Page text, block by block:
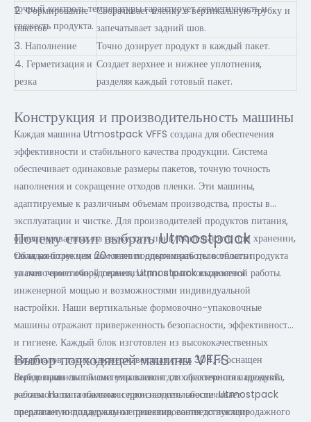
точный контроль температуры гарантирует герметичность и
свежесть продукта.
2. Формирование
пакетов
Сворачивает пленку в вертикальную трубку и
запечатывает задний шов.
3. Наполнение
Точно дозирует продукт в каждый пакет.
4. Герметизация и
резка
Создает верхнее и нижнее уплотнения,
разделяя каждый готовый пакет.
Конструкция и производительность машины
Каждая машина Utmostpack VFFS создана для обеспечения
эффективности и стабильного качества продукции. Система
обеспечивает одинаковые размеры пакетов, точную точность
наполнения и сокращение отходов пленки. Эти машины,
адаптируемые к различным объемам производства, просты в
эксплуатации и чистке. Для производителей продуктов питания,
ориентированных на свежесть и привлекательность при хранении,
такая конструкция помогает поддерживать целостность продукта
за счет герметичной герметизации и высокоскоростной работы.
Почему стоит выбрать Utmostpack
Обладая более чем 20-летним опытом работы в области
упаковочного оборудования, Utmostpack выделяется
инженерной мощью и возможностями индивидуальной
настройки. Наши вертикальные формовочно-упаковочные
машины отражают приверженность безопасности, эффективности
и гигиене. Каждый блок изготовлен из высококачественных
материалов, таких как нержавеющая сталь 304, и оснащен
передовыми системами управления для обеспечения надежной
работы. Наша глобальная сервисная сеть обеспечивает
оперативную поддержку от проектирования до послепродажного
Выбор подходящей машины VFFS
Выбор правильной системы зависит от характеристик продукта,
желаемого типа пакетов и производительности. Utmostpack
предлагает индивидуальные решения, соответствующие